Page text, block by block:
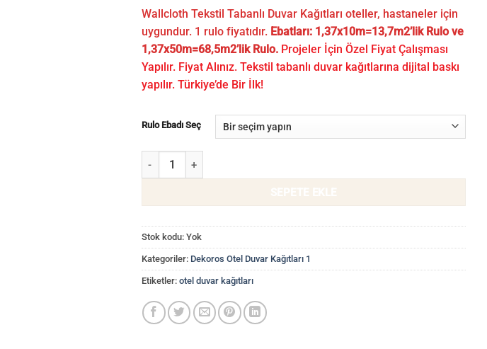
Wallcloth Tekstil Tabanlı Duvar Kağıtları oteller, hastaneler için
uygundur. 1 rulo fiyatıdır. Ebatları: 1,37x10m=13,7m2’lik Rulo ve
1,37x50m=68,5m2’lik Rulo. Projeler İçin Özel Fiyat Çalışması
Yapılır. Fiyat Alınız. Tekstil tabanlı duvar kağıtlarına dijital baskı
yapılır. Türkiye’de Bir İlk!
Rulo Ebadı Seç
Tekstil Tabanlı Otel Duvar Kağıdı WLF 70606/7-7 adet
Stok kodu: Yok
Kategoriler: Dekoros Otel Duvar Kağıtları 1
Etiketler: otel duvar kağıtları